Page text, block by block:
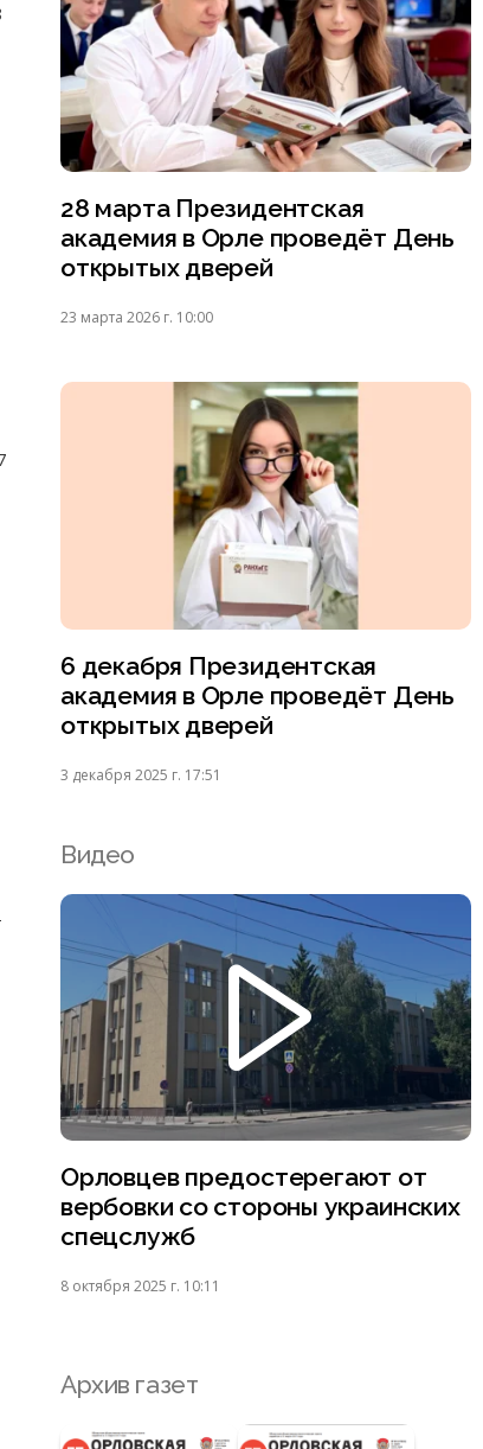
28 марта Президентская
академия в Орле проведёт День
открытых дверей
23 марта 2026 г. 10:00
6 декабря Президентская
академия в Орле проведёт День
открытых дверей
3 декабря 2025 г. 17:51
Видео
Орловцев предостерегают от
вербовки со стороны украинских
спецслужб
8 октября 2025 г. 10:11
Архив газет